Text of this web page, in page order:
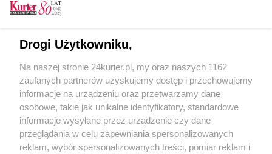
CZYTAJ TAKŻE
Siatkówka. Maja Koput z Chemika odkryciem
sezonu
Siatkówka. Maja Koput z szansą na debiut
POGODA
Drogi Użytkowniku,
Na naszej stronie 24kurier.pl, my oraz naszych 1162
zaufanych partnerów uzyskujemy dostęp i przechowujemy
informacje na urządzeniu oraz przetwarzamy dane
osobowe, takie jak unikalne identyfikatory, standardowe
informacje wysyłane przez urządzenie czy dane
przeglądania w celu zapewniania spersonalizowanych
reklam, wybór spersonalizowanych treści, pomiar reklam i